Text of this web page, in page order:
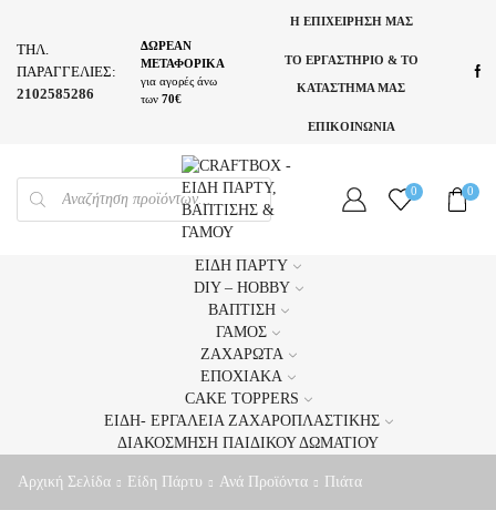
ΤΗΛ.
ΠΑΡΑΓΓΕΛΙΕΣ:
2102585286
ΔΩΡΕΑΝ
ΜΕΤΑΦΟΡΙΚΑ
για αγορές άνω
των 70€
Η ΕΠΙΧΕΙΡΗΣΗ ΜΑΣ
ΤΟ ΕΡΓΑΣΤΗΡΙΟ & ΤΟ
ΚΑΤΑΣΤΗΜΑ ΜΑΣ
ΕΠΙΚΟΙΝΩΝΙΑ
PRODUCTS
SEARCH
0 0
ΕΊΔΗ ΠΆΡΤΥ
DIY – HOBBY
ΒΆΠΤΙΣΗ
ΓΆΜΟΣ
ΖΑΧΑΡΩΤΆ
ΕΠΟΧΙΑΚΆ
CAKE TOPPERS
ΕΊΔΗ- ΕΡΓΑΛΕΊΑ ΖΑΧΑΡΟΠΛΑΣΤΙΚΉΣ
ΔΙΑΚΌΣΜΗΣΗ ΠΑΙΔΙΚΟΎ ΔΩΜΑΤΊΟΥ
Αρχική Σελίδα Είδη Πάρτυ Ανά Προϊόντα Πιάτα